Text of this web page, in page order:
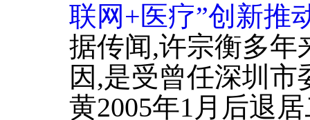
联网+医疗”创新推
据传闻,许宗衡多年
因,是受曾任深圳
黄2005年1月后退